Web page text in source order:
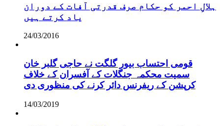
ہلالِ احمر کو حکام صرف قدرتی آفات کے دوران
یاد کرتے ہیں
24/03/2016
قومی احتساب بیور گلگت نے حاجی گلبر خان
سمیت محکمہ جنگلات کے آفسران کے خلاف
کرپشن کے ریفرنس دائر کرنے کی منظوری دی
14/03/2019